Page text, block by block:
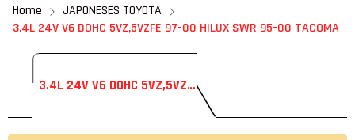
Home
JAPONESES TOYOTA
3.4L 24V V6 DOHC 5VZ,5VZFE 97-00 HILUX SWR 95-00 TACOMA
3.4L 24V V6 DOHC 5VZ,5VZFE 97-00 HILUX SWR 95-00 TACOMA